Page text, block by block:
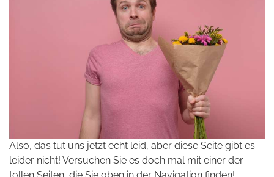
Also, das tut uns jetzt echt leid, aber diese Seite gibt es
leider nicht! Versuchen Sie es doch mal mit einer der